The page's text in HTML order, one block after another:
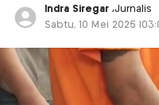
Indra Siregar ,Jurnalis
Sabtu, 10 Mei 2025